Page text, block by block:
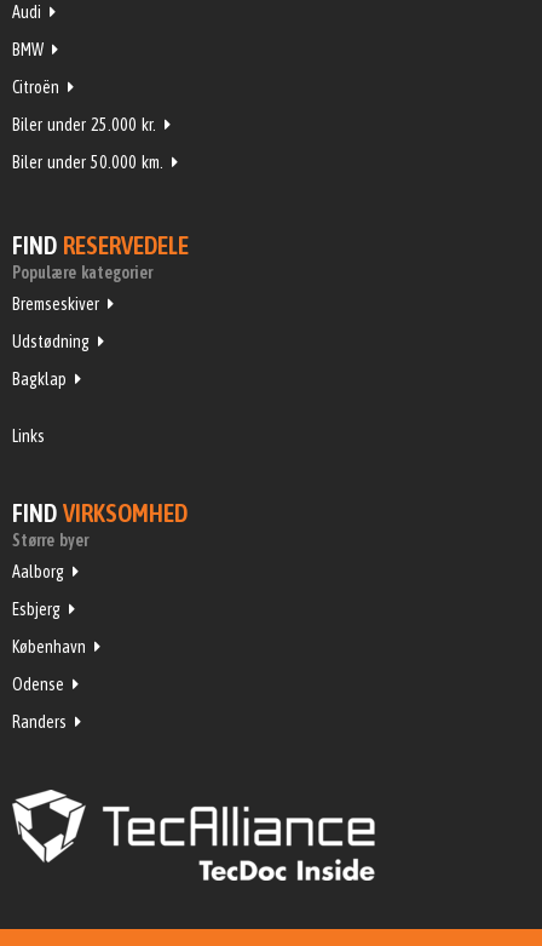
Audi
BMW
Citroën
Biler under 25.000 kr.
Biler under 50.000 km.
FIND RESERVEDELE
Populære kategorier
Bremseskiver
Udstødning
Bagklap
Links
FIND VIRKSOMHED
Større byer
Aalborg
Esbjerg
København
Odense
Randers